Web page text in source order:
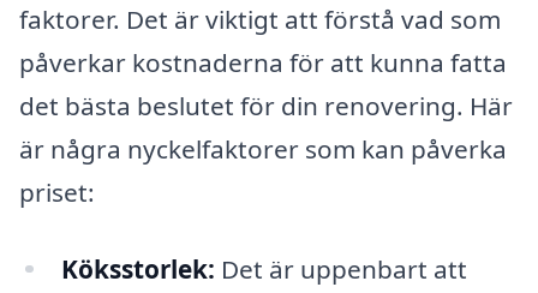
faktorer. Det är viktigt att förstå vad som
påverkar kostnaderna för att kunna fatta
det bästa beslutet för din renovering. Här
är några nyckelfaktorer som kan påverka
priset:
Köksstorlek: Det är uppenbart att